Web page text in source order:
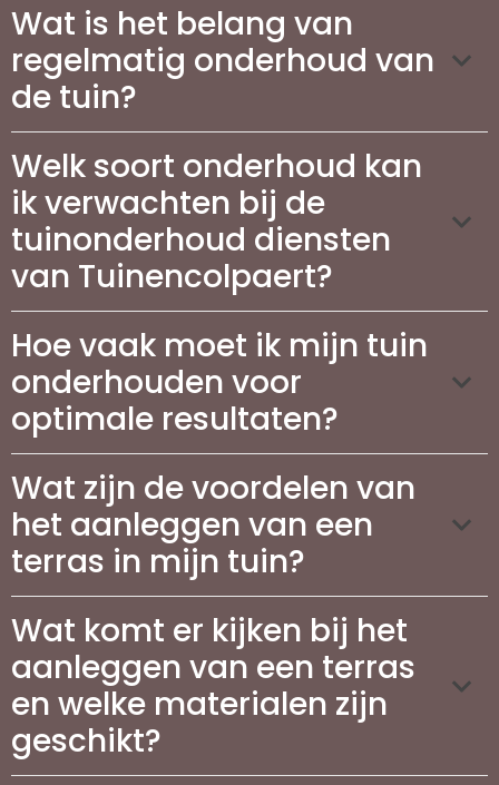
Wat is het belang van
regelmatig onderhoud van
de tuin?
Welk soort onderhoud kan
ik verwachten bij de
tuinonderhoud diensten
van Tuinencolpaert?
Hoe vaak moet ik mijn tuin
onderhouden voor
optimale resultaten?
Wat zijn de voordelen van
het aanleggen van een
terras in mijn tuin?
Wat komt er kijken bij het
aanleggen van een terras
en welke materialen zijn
geschikt?